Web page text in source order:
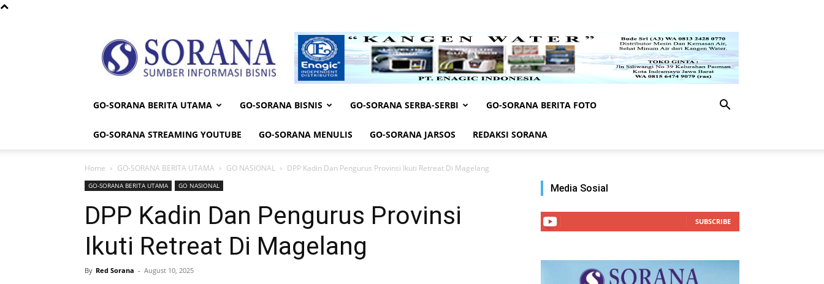
Sorana
GO-SORANA BERITA UTAMA GO-SORANA BISNIS GO-SORANA SERBA-SERBI GO-SORANA BERITA FOTO
GO-SORANA STREAMING YOUTUBE GO-SORANA MENULIS GO-SORANA JARSOS REDAKSI SORANA
Home GO-SORANA BERITA UTAMA GO NASIONAL DPP Kadin Dan Pengurus Provinsi Ikuti Retreat Di Magelang
GO-SORANA BERITA UTAMA GO NASIONAL
DPP Kadin Dan Pengurus Provinsi
Ikuti Retreat Di Magelang
By Red Sorana - August 10, 2025
Media Sosial
SUBSCRIBE